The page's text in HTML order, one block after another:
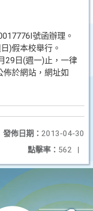
號函辦理。
)假本校舉行。
29 日 (週一)止，一律
佈於網站，網址如
發佈日期： 2013-04-30
點擊率： 562 |